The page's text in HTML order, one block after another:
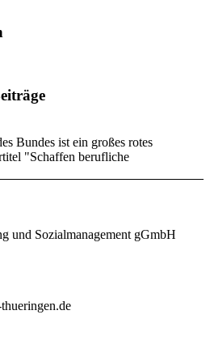
und Sozialmanagement gGmbH